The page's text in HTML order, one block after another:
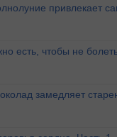
привлекает
есть, чтобы не
замедляет